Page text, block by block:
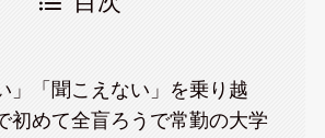
」「聞こえない」を乗り越
初めて全盲ろうで常勤の大学